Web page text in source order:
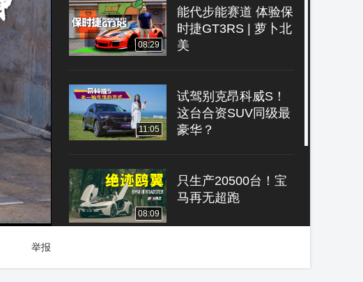
08:29
能代步能赛道 体验保
时捷GT3RS | 萝卜北
美
11:05
试驾别克昂科威S！
这台合资SUV同级最
豪华？
08:09
只生产20500台！宝
马再无超跑
最亲民的意大利豪
举报